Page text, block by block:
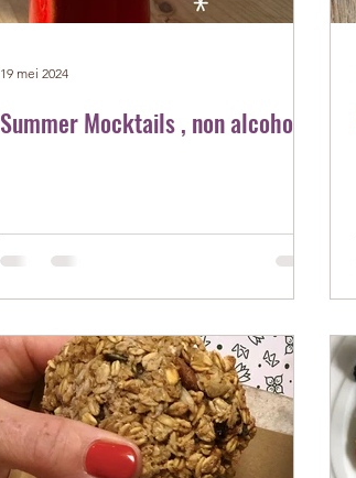
Summer Mocktails , non alcoholic
19 mei 2024